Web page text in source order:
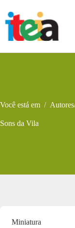
para
conteúdo
Você está em /
Sons da Vila
Miniatura